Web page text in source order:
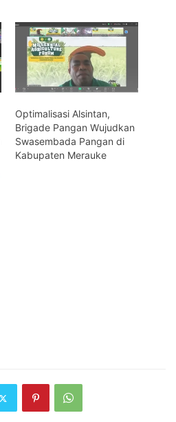
Optimalisasi Alsintan,
Brigade Pangan Wujudkan
Swasembada Pangan di
Kabupaten Merauke